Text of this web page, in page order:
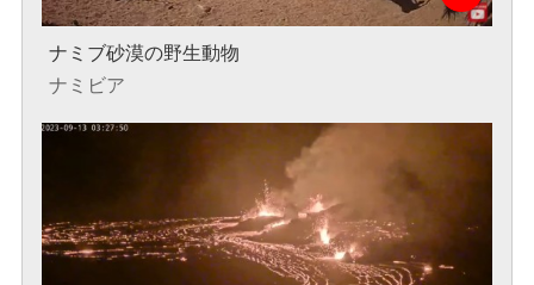
ナミブ砂漠の野生動物
ナミビア